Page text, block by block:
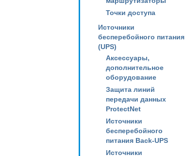
Точки доступа
Источники
бесперебойного питания
(UPS)
Аксессуары,
дополнительное
оборудование
Защита линий
передачи данных
ProtectNet
Источники
бесперебойного
питания Back-UPS
Источники